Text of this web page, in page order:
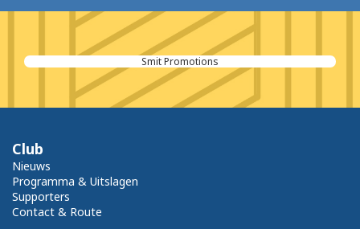
Smit Promotions
Club
Nieuws
Programma & Uitslagen
Supporters
Contact & Route